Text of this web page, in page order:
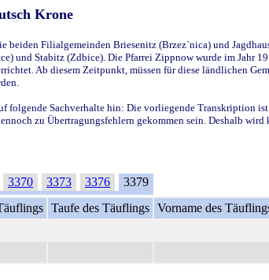
Krone
Filialgemeinden Briesenitz (Brzez`nica) und
und Stabitz (Zdbice). Die Pfarrei Zippnow wurde im Jahr
Ab diesem Zeitpunkt, müssen für diese ländlichen
folgende Sachverhalte hin: Die vorliegende Transkription
zu Übertragungsfehlern gekommen sein. Deshalb wird
3370 3373 3376
3379
Taufe des Täuflings Vorname des